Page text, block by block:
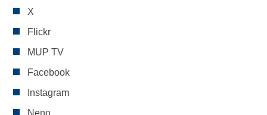
X
Flickr
MUP TV
Facebook
Instagram
Neno